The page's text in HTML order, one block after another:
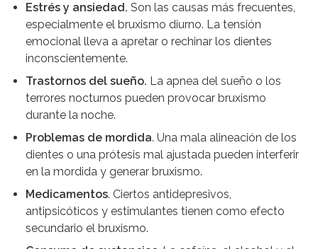
Estrés y ansiedad. Son las causas más frecuentes,
especialmente el bruxismo diurno. La tensión
emocional lleva a apretar o rechinar los dientes
inconscientemente.
Trastornos del sueño. La apnea del sueño o los
terrores nocturnos pueden provocar bruxismo
durante la noche.
Problemas de mordida. Una mala alineación de los
dientes o una prótesis mal ajustada pueden interferir
en la mordida y generar bruxismo.
Medicamentos. Ciertos antidepresivos,
antipsicóticos y estimulantes tienen como efecto
secundario el bruxismo.